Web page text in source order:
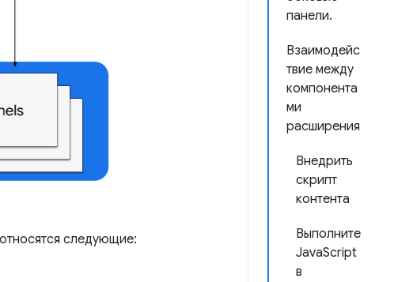
панели.
Взаимодейс
твие между
компонента
ми
расширения
Внедрить
скрипт
контента
Выполните
JavaScript
в
следующие: